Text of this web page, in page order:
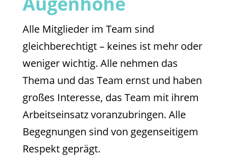
Alle Mitglieder im Team sind
gleichberechtigt – keines ist mehr oder
weniger wichtig. Alle nehmen das
Thema und das Team ernst und haben
großes Interesse, das Team mit ihrem
Arbeitseinsatz voranzubringen. Alle
Begegnungen sind von gegenseitigem
Respekt geprägt.